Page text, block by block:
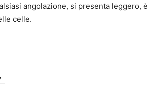
angolazione, si presenta leggero, è
celle.